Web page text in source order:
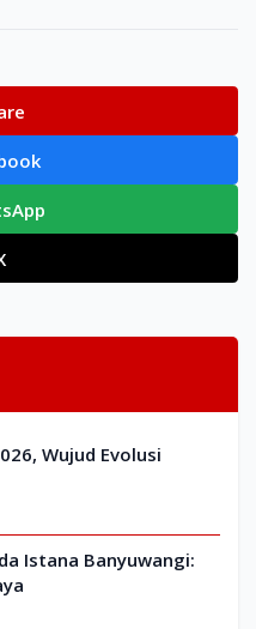
Wujud Evolusi
Istana Banyuwangi: